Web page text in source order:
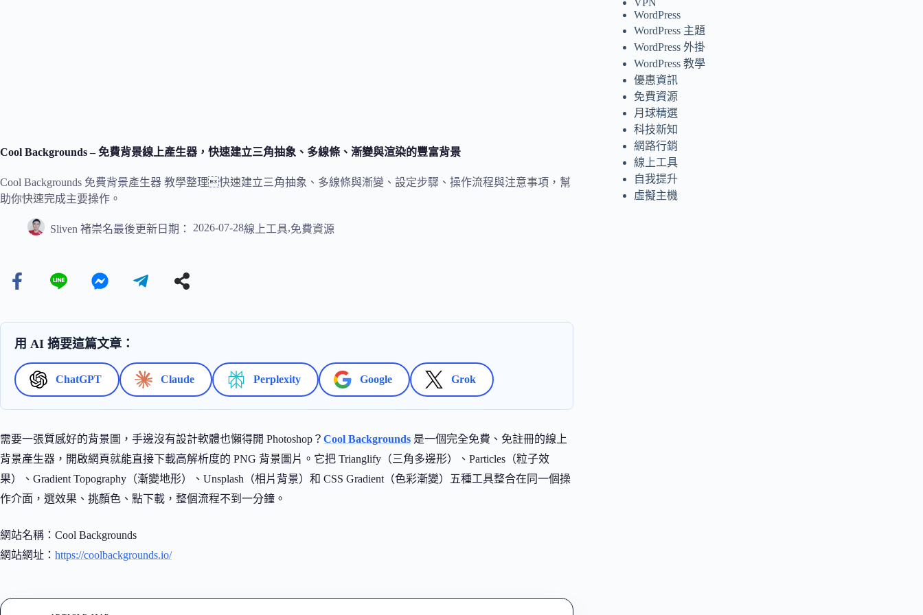
Cool Backgrounds – 免費背景線上產生器，快速建立三角抽象、多線條、漸變與渲染的豐富背景
Cool Backgrounds 免費背景產生器 教學整理快速建立三角抽象、多線條與漸變、設定步驟、操作流程與注意事項，幫
助你快速完成主要操作。
Sliven 褚崇名最後更新日期： 2026-07-28線上工具,免費資源
用 AI 摘要這篇文章：
ChatGPT Claude Perplexity Google Grok
需要一張質感好的背景圖，手邊沒有設計軟體也懶得開 Photoshop？ Cool Backgrounds 是一個完全免費、免註冊的線上
背景產生器，開啟網頁就能直接下載高解析度的 PNG 背景圖片。它把 Trianglify（三角多邊形）、Particles（粒子效
果）、Gradient Topography（漸變地形）、Unsplash（相片背景）和 CSS Gradient（色彩漸變）五種工具整合在同一個操
作介面，選效果、挑顏色、點下載，整個流程不到一分鐘。
網站名稱：Cool Backgrounds
網站網址： https://coolbackgrounds.io/
WordPress
WordPress 主題
WordPress 外掛
WordPress 教學
優惠資訊
免費資源
月球精選
科技新知
網路行銷
線上工具
自我提升
虛擬主機